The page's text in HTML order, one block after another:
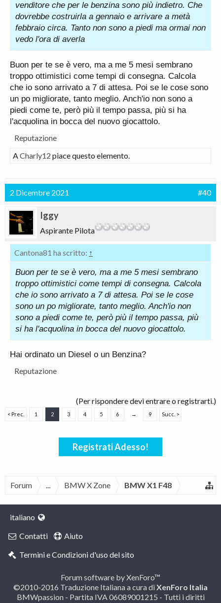
venditore che per le benzina sono più indietro. Che
dovrebbe costruirla a gennaio e arrivare a metà
febbraio circa. Tanto non sono a piedi ma ormai non
vedo l'ora di averla
Buon per te se è vero, ma a me 5 mesi sembrano
troppo ottimistici come tempi di consegna. Calcola
che io sono arrivato a 7 di attesa. Poi se le cose sono
un po migliorate, tanto meglio. Anch'io non sono a
piedi come te, però più il tempo passa, più si ha
l'acquolina in bocca del nuovo giocattolo.
Reputazione
ACharly12 piace questo elemento.
2 Dicembre 2021 #40
Iggy
Aspirante Pilota
Cantona81 ha scritto: ↑
Buon per te se è vero, ma a me 5 mesi sembrano
troppo ottimistici come tempi di consegna. Calcola
che io sono arrivato a 7 di attesa. Poi se le cose
sono un po migliorate, tanto meglio. Anch'io non
sono a piedi come te, però più il tempo passa, più
si ha l'acquolina in bocca del nuovo giocattolo.
Hai ordinato un Diesel o un Benzina?
Reputazione
(Per rispondere devi entrare o registrarti.)
< Prec. 1 2 3 4 5 6 → 9 Succ. >
Registrati Adesso!
Forum ... BMW X Zone BMW X1 F48
italiano
Contatti
Aiuto
Termini e Condizioni d'uso del sito
Forum software by XenForo™
©2010-2016 Traduzione Italiana a cura diXenForo Italia
BMWpassion - Partita IVA 06089001215 - Tutti i diritti